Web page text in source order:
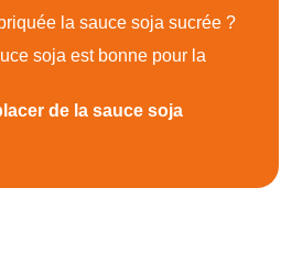
la sauce soja sucrée ?
soja est bonne pour la
de la sauce soja